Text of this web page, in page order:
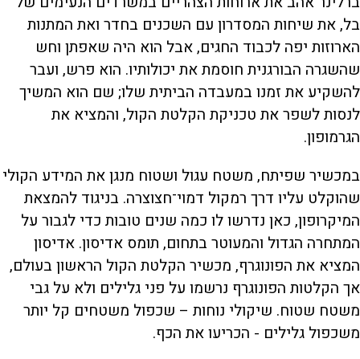
בל, את שיחות המסדרון עם השכנים בחדר ואת המתנות
הארוזות יפה לכבוד החגים, אבל הוא היה שאפתן וחש
שהשגרה הבורגנית חוסמת את יכולותיו. הוא פרש, ועבר
להשקיע את זמנו במעבדה הביתית שלו; שם הוא המשיך
לנסות לשפר את טכניקת הקלטת הקול, והמציא את
הגרמופון.
במכשיר שפיתח, משטח עגול ושטוח מנגן את המידע הקולי
שהוקלט עליו דרך רמקול דמוי־חצוצרה. בניגוד להמצאת
המיקרופון, כאן נדרשו לו כמה שנים טובות כדי לגבור על
המתחרה הגדול והמעוטר בתחום, תומס אדיסון. אדיסון
המציא את הפונוגרף, מכשיר הקלטת הקול הראשון בעולם,
אך הקלטות הפונוגרף נרשמו על פני גלילים ולא על גבי
משטח שטוח. שיקולי נוחות – שכפול משטחים קל יותר
משכפול גלילים - הכריעו את הכף.